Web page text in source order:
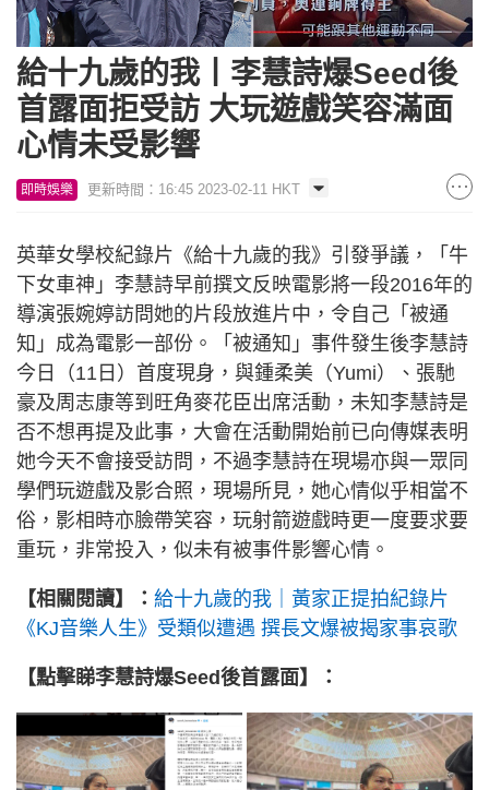
給十九歲的我丨李慧詩爆Seed後
首露面拒受訪 大玩遊戲笑容滿面
心情未受影響
即時娛樂 更新時間：16:45 2023-02-11 HKT
英華女學校紀錄片《給十九歲的我》引發爭議，「牛
下女車神」李慧詩早前撰文反映電影將一段2016年的
導演張婉婷訪問她的片段放進片中，令自己「被通
知」成為電影一部份。「被通知」事件發生後李慧詩
今日（11日）首度現身，與鍾柔美（Yumi）、張馳
豪及周志康等到旺角麥花臣出席活動，未知李慧詩是
否不想再提及此事，大會在活動開始前已向傳媒表明
她今天不會接受訪問，不過李慧詩在現場亦與一眾同
學們玩遊戲及影合照，現場所見，她心情似乎相當不
俗，影相時亦臉帶笑容，玩射箭遊戲時更一度要求要
重玩，非常投入，似未有被事件影響心情。
【相關閱讀】： 給十九歲的我｜黃家正提拍紀錄片
《KJ音樂人生》受類似遭遇 撰長文爆被揭家事哀歌
【點擊睇李慧詩爆Seed後首露面】：